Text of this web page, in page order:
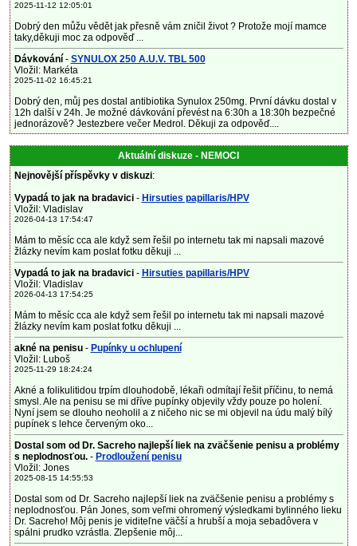
2025-11-12 12:05:01
Dobrý den můžu vědět jak přesně vám zničil život ? Protože mojí mamce
taky,děkuji moc za odpověď ...
Dávkování - SYNULOX 250 A.U.V. TBL 500
Vložil: Markéta
2025-11-02 16:45:21
Dobrý den, můj pes dostal antibiotika Synulox 250mg. První dávku dostal v
12h další v 24h. Je možné dávkování převést na 6:30h a 18:30h bezpečné
jednorázově? Jestezbere večer Medrol. Děkuji za odpověď....
Aktuální diskuze - NEMOCI
Nejnovější příspěvky v diskuzi:
Vypadá to jak na bradavici - Hirsuties papillaris/HPV
Vložil: Vladislav
2026-04-13 17:54:47
Mám to měsíc cca ale když sem řešil po internetu tak mi napsali mazové
žlázky nevím kam poslat fotku děkuji ...
Vypadá to jak na bradavici - Hirsuties papillaris/HPV
Vložil: Vladislav
2026-04-13 17:54:25
Mám to měsíc cca ale když sem řešil po internetu tak mi napsali mazové
žlázky nevím kam poslat fotku děkuji ...
akné na penisu- Pupínky u ochlupení
Vložil: Luboš
2025-11-29 18:24:24
Akné a folikulitidou trpím dlouhodobě, lékaři odmítají řešit příčinu, to nemá
smysl. Ale na penisu se mi dříve pupínky objevily vždy pouze po holení.
Nyní jsem se dlouho neoholil a z ničeho nic se mi objevil na údu malý bílý
pupínek s lehce červeným oko...
Dostal som od Dr. Sacreho najlepší liek na zväčšenie penisu a problémy
s neplodnosťou.- Prodloužení penisu
Vložil: Jones
2025-08-15 14:55:53
Dostal som od Dr. Sacreho najlepší liek na zväčšenie penisu a problémy s
neplodnosťou. Pán Jones, som veľmi ohromený výsledkami bylinného lieku
Dr. Sacreho! Môj penis je viditeľne väčší a hrubší a moja sebadôvera v
spálni prudko vzrástla. Zlepšenie môj...